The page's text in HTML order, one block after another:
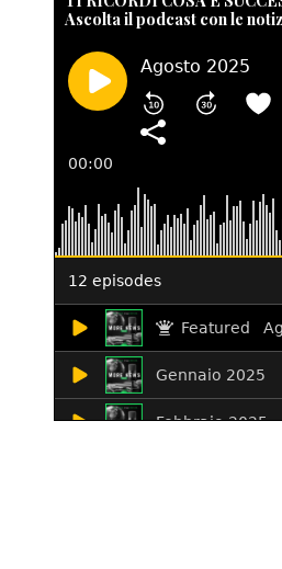
Ascolta il podcast con le